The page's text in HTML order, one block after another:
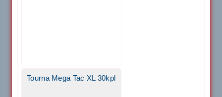
Tourna Mega Tac XL 30kpl